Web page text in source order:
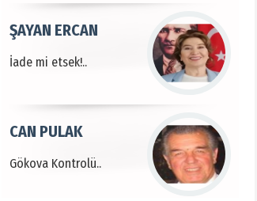
İade mi etsek!..
ŞAYAN ERCAN
Gökova Kontrolü..
CAN PULAK